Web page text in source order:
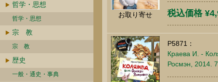
哲学・思想
哲学・思想
宗 教
宗 教
歴史
一般・通史・事典
お取り寄せ 税込価格
P5871：
Краева И. -
Росмэн, 2014.